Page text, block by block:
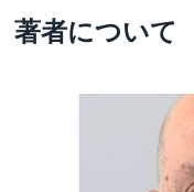
著者について